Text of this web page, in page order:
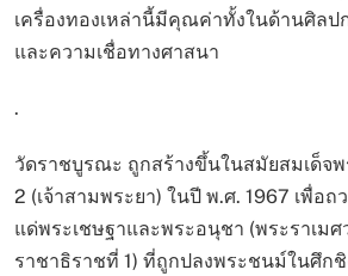
เครื่องทองเหล่านี้มีคุณค่าทั้งในด้านศิลป
และความเชื่อทางศาสนา
.
วัดราชบูรณะ ถูกสร้างขึ้นในสมัยสมเด็จ
2 (เจ้าสามพระยา) ในปี พ.ศ. 1967 เพื่อถ
แด่พระเชษฐาและพระอนุชา (พระราเม
ราชาธิราชที่ 1) ที่ถูกปลงพระชนม์ในศึก